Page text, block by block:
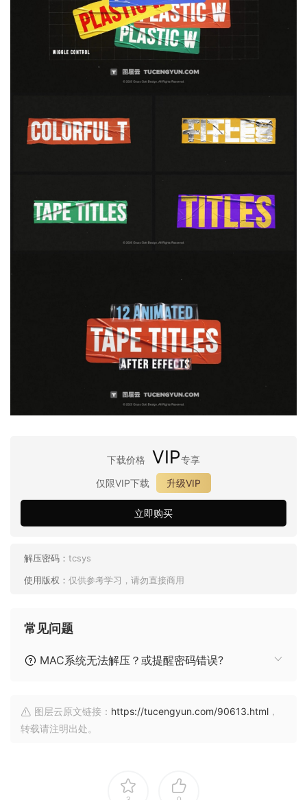
下载价格 VIP专享
仅限VIP下载
升级VIP
立即购买
解压密码： tcsys
使用版权： 仅供参考学习，请勿直接商用
常见问题
MAC系统无法解压？或提醒密码错误?
图层云原文链接： https://tucengyun.com/90613.html ，
转载请注明出处。